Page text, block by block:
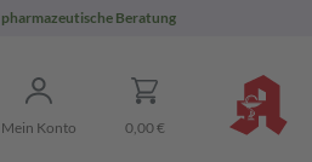
pharmazeutische Beratung
Mein Konto 0,00 €